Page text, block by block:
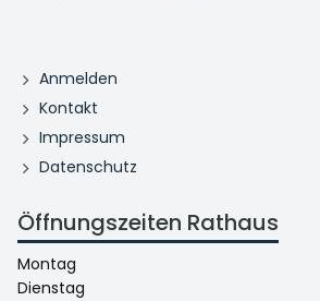
Anmelden
Kontakt
Impressum
Datenschutz
Öffnungszeiten Rathaus
Montag
Dienstag